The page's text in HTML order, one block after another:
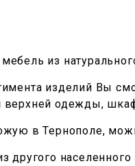
из
изделий Вы
верхней одежды,
в Тернополе,
другого